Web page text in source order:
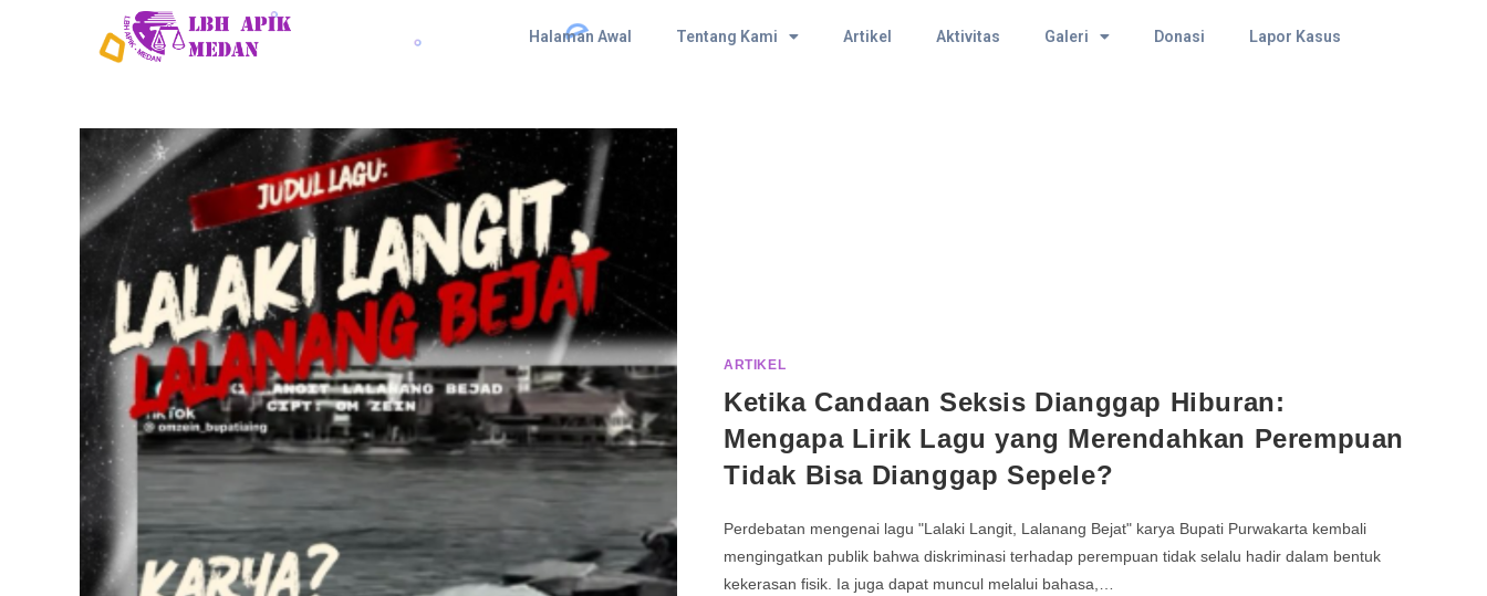
Halaman Awal Tentang Kami Artikel Aktivitas Galeri Donasi Lapor Kasus
ARTIKEL
Ketika Candaan Seksis Dianggap Hiburan:
Mengapa Lirik Lagu yang Merendahkan Perempuan
Tidak Bisa Dianggap Sepele?
Perdebatan mengenai lagu "Lalaki Langit, Lalanang Bejat" karya Bupati Purwakarta kembali
mengingatkan publik bahwa diskriminasi terhadap perempuan tidak selalu hadir dalam bentuk
kekerasan fisik. Ia juga dapat muncul melalui bahasa,…